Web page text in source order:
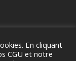
En cliquant
CGU et notre